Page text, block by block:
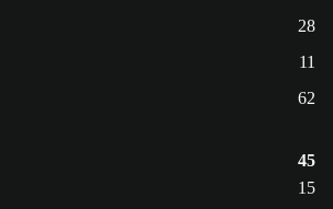
28
11
62
45
15